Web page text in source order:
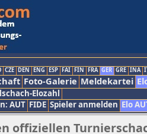
CZE DEN ENG ESP FAI FIN FRA GER GRE INA
Foto-Galerie Meldekartei
Elozahl
AUT FIDE Spieler anmelden Elo
offiziellen